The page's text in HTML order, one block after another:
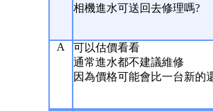
相機進水可送回去修理嗎?
A
可以估價看看
通常進水都不建議維修
因為價格可能會比一台新的